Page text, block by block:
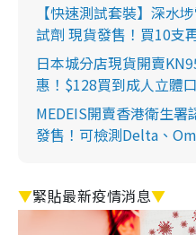
【快速測試套裝】深水
試劑 現貨發售！買10支
日本城分店現貨開賣
惠！$128買到成人立體
MEDEIS開賣香港衛生
發售！可檢測Delta、
▼緊貼最新疫情消息▼